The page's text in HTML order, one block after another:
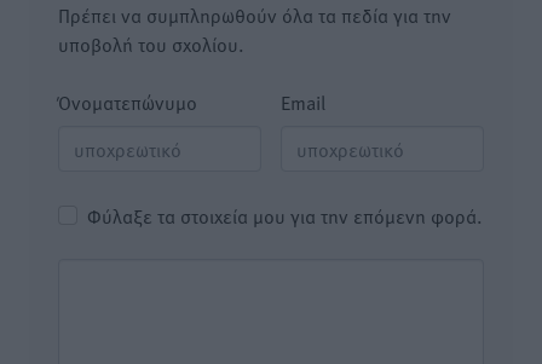
Πρέπει να συμπληρωθούν όλα τα πεδία για την
υποβολή του σχολίου.
Όνοματεπώνυμο Email
Φύλαξε τα στοιχεία μου για την επόμενη φορά.